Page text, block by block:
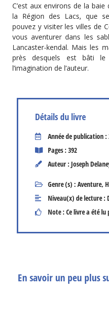
C’est aux environs de la
la Région des Lacs, que
pouvez y visiter les villes de
vous aventurer dans les
Lancaster-kendal. Mais les
près desquels est bâti le
l’imagination de l’auteur.
Détails du livre
Année de publication :
Pages : 392
Auteur : Joseph
Genre (s) : Aventure,
Niveau(x) de lecture :
Note : Ce livre a été lu
En savoir un peu plus